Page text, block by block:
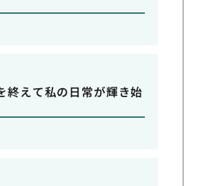
終えて私の日常が輝き始